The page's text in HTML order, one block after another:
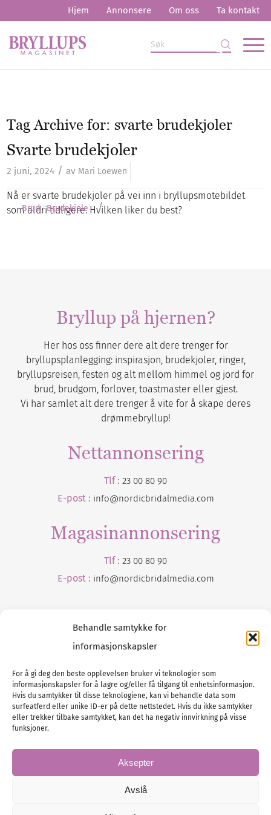
Behandle samtykke for
informasjonskapsler
For å gi deg den beste opplevelsen bruker vi teknologier som
informasjonskapsler for å lagre og/eller få tilgang til enhetsinformasjon.
Hvis du samtykker til disse teknologiene, kan vi behandle data som
surfeatferd eller unike ID-er på dette nettstedet. Hvis du ikke samtykker
eller trekker tilbake samtykket, kan det ha negativ innvirkning på visse
funksjoner.
Aksepter
Avslå
Hjem Annonsere Om oss Ta kontakt
Tag Archive for:svarte brudekjoler
Svarte brudekjoler
2 juni, 2024 / av Mari Loewen
Nå er svarte brudekjoler på vei inn i bryllupsmotebildet
som aldri tidligere. Hvilken liker du best?
Brud Brudekjole /
Bryllup på hjernen?
Her hos oss finner dere alt dere trenger for
bryllupsplanlegging: inspirasjon, brudekjoler, ringer,
bryllupsreisen, festen og alt mellom himmel og jord for
brud, brudgom, forlover, toastmaster eller gjest.
Vi har samlet alt dere trenger å vite for å skape deres
drømmebryllup!
Nettannonsering
Tlf : 23 00 80 90
E-post : info@nordicbridalmedia.com
Magasinannonsering
Tlf : 23 00 80 90
E-post : info@nordicbridalmedia.com
Tlf :23 00 80 90
E-post :info@ nordicbridalmedia.com